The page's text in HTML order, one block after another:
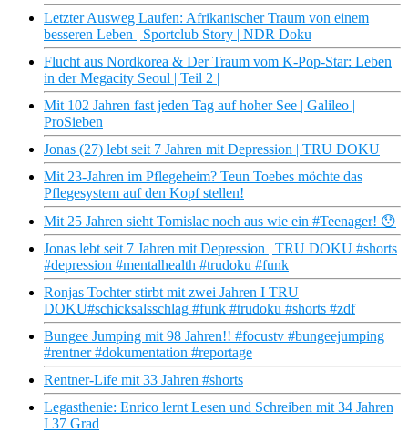
Letzter Ausweg Laufen: Afrikanischer Traum von einem
besseren Leben | Sportclub Story | NDR Doku
Flucht aus Nordkorea & Der Traum vom K-Pop-Star: Leben
in der Megacity Seoul | Teil 2 |
Mit 102 Jahren fast jeden Tag auf hoher See | Galileo |
ProSieben
Jonas (27) lebt seit 7 Jahren mit Depression | TRU DOKU
Mit 23-Jahren im Pflegeheim? Teun Toebes möchte das
Pflegesystem auf den Kopf stellen!
Mit 25 Jahren sieht Tomislac noch aus wie ein #Teenager! 😯
Jonas lebt seit 7 Jahren mit Depression | TRU DOKU #shorts
#depression #mentalhealth #trudoku #funk
Ronjas Tochter stirbt mit zwei Jahren I TRU
DOKU#schicksalsschlag #funk #trudoku #shorts #zdf
Bungee Jumping mit 98 Jahren!! #focustv #bungeejumping
#rentner #dokumentation #reportage
Rentner-Life mit 33 Jahren #shorts
Legasthenie: Enrico lernt Lesen und Schreiben mit 34 Jahren
I 37 Grad